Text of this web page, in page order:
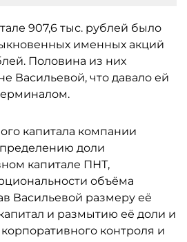
907,6 тыс. рублей было
именных акций
Половина из них
Васильевой, что давало ей
капитала компании
доли
капитале ПНТ,
объёма
Васильевой размеру её
и размытию её доли и
контроля и